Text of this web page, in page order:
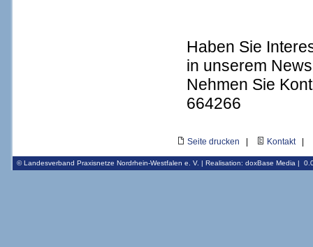
Haben Sie
in unserem
Nehmen Sie
664266
Seite drucken Kontakt|
© Landesverband Praxisnetze Nordrhein-Westfalen e. V. | Realisation: doxBase Media |